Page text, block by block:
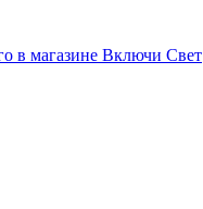
в магазине Включи Свет